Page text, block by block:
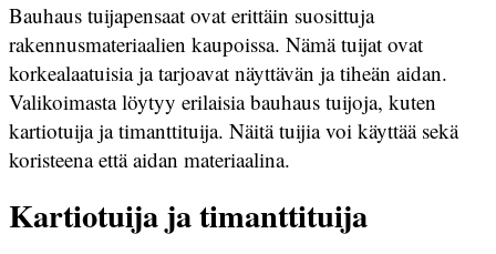
Bauhaus tuijapensaat ovat erittäin suosittuja
rakennusmateriaalien kaupoissa. Nämä tuijat ovat
korkealaatuisia ja tarjoavat näyttävän ja tiheän aidan.
Valikoimasta löytyy erilaisia bauhaus tuijoja, kuten
kartiotuija ja timanttituija. Näitä tuijia voi käyttää sekä
koristeena että aidan materiaalina.
Kartiotuija ja timanttituija